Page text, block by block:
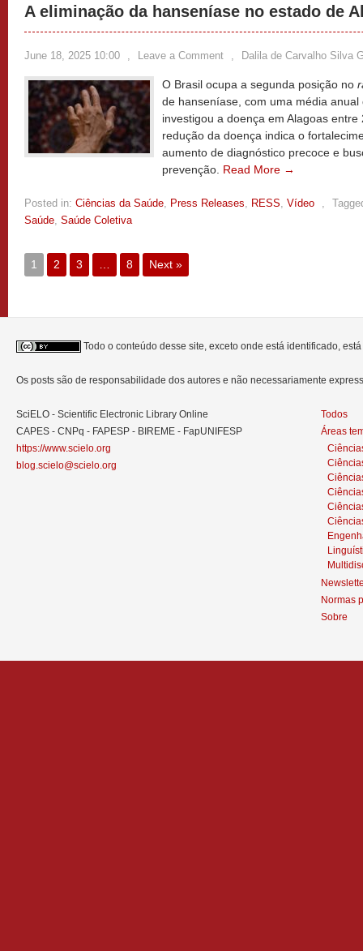
A eliminação da hanseníase no estado de
June 18, 2025 10:00 , Leave a Comment , Dalila de Carvalho Silva
O Brasil ocupa a segunda posição no
de hanseníase, com uma média anual
investigou a doença em Alagoas
redução da doença indica o
aumento de diagnóstico precoce e
prevenção. Read More →
Posted in: Ciências da Saúde, Press Releases, RESS, Vídeo ,
Saúde, Saúde Coletiva
1 2 3 8 Next »
Todo o conteúdo desse site, exceto onde está identificado,
Os posts são de responsabilidade dos autores e não necessariamente
SciELO - Scientific Electronic Library Online
CAPES - CNPq - FAPESP - BIREME - FapUNIFESP
https://www.scielo.org
blog.scielo@scielo.org
Todos
Áreas
Normas
Sobre